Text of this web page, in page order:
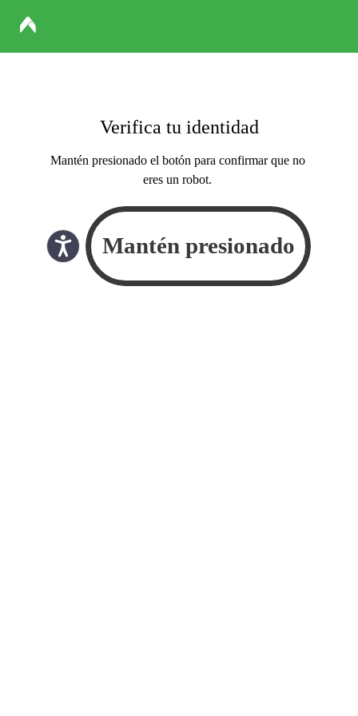
Verifica tu identidad
Mantén presionado el botón para confirmar que no
eres un robot.